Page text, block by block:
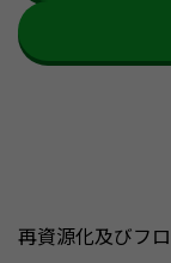
再資源化及びフ